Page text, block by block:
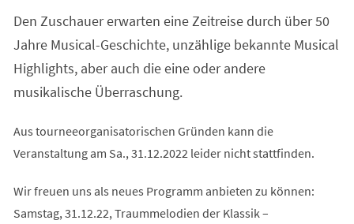
neuen
Tab)
Den Zuschauer erwarten eine Zeitreise durch über 50
Jahre Musical-Geschichte, unzählige bekannte Musical
Highlights, aber auch die eine oder andere
musikalische Überraschung.
Aus tourneeorganisatorischen Gründen kann die
Veranstaltung am Sa., 31.12.2022 leider nicht stattfinden.
Wir freuen uns als neues Programm anbieten zu können:
Samstag, 31.12.22, Traummelodien der Klassik –